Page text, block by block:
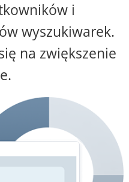
i
wyszukiwarek.
na zwiększenie